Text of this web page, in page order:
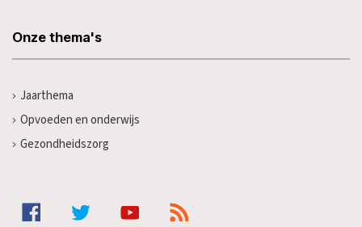
Onze thema's
Jaarthema
Opvoeden en onderwijs
Gezondheidszorg